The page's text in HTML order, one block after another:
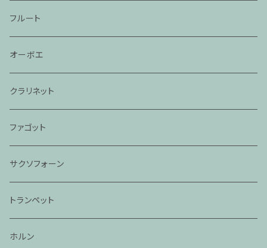
フルート
オーボエ
クラリネット
ファゴット
サクソフォーン
トランペット
ホルン